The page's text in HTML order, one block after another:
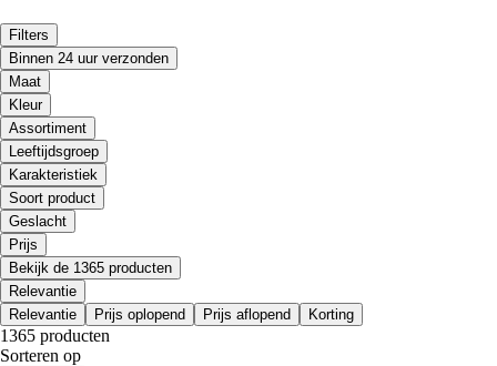
Filters
Binnen 24 uur verzonden
Maat
Kleur
Assortiment
Leeftijdsgroep
Karakteristiek
Soort product
Geslacht
Prijs
Bekijk de 1365 producten
Relevantie
Relevantie
Prijs oplopend Prijs aflopend Korting
1365 producten
Sorteren op